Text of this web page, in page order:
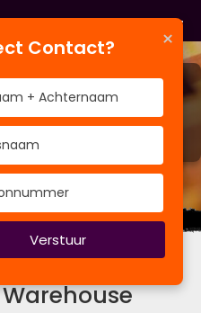
Bedrijven
×
Contact?
Verstuur